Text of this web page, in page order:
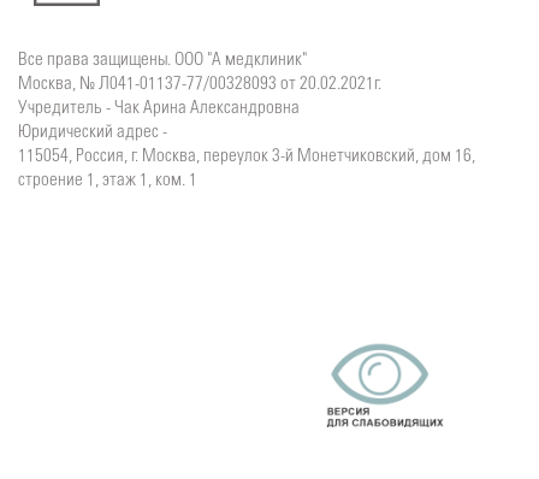
Все права защищены. ООО "А медклиник"
Москва, № Л041-01137-77/00328093 от 20.02.2021г.
Учредитель - Чак Арина Александровна
Юридический адрес -
115054, Россия, г. Москва, переулок 3-й Монетчиковский, дом 16,
строение 1, этаж 1, ком. 1